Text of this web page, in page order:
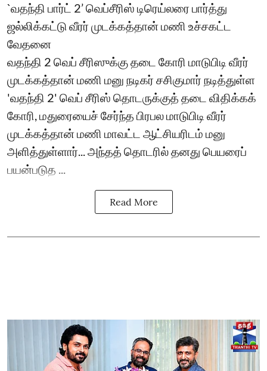
`வதந்தி பார்ட் 2’ வெப்சீரிஸ் டிரெய்லரை பார்த்து
ஜல்லிக்கட்டு வீரர் முடக்கத்தான் மணி உச்சகட்ட
வேதனை
வதந்தி 2 வெப் சீரிஸுக்கு தடை கோரி மாடுபிடி வீரர்
முடக்கத்தான் மணி மனு நடிகர் சசிகுமார் நடித்துள்ள
'வதந்தி 2' வெப் சீரிஸ் தொடருக்குத் தடை விதிக்கக்
கோரி, மதுரையைச் சேர்ந்த பிரபல மாடுபிடி வீரர்
முடக்கத்தான் மணி மாவட்ட ஆட்சியரிடம் மனு
அளித்துள்ளார்... அந்தத் தொடரில் தனது பெயரைப்
பயன்படுத ...
Read More